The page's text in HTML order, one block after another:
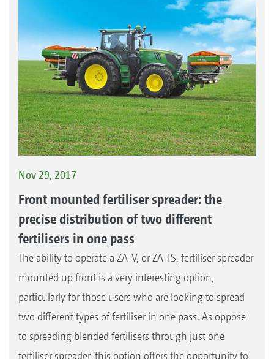
Nov 29, 2017
Front mounted fertiliser spreader: the
precise distribution of two different
fertilisers in one pass
The ability to operate a ZA-V, or ZA-TS, fertiliser spreader
mounted up front is a very interesting option,
particularly for those users who are looking to spread
two different types of fertiliser in one pass. As oppose
to spreading blended fertilisers through just one
fertiliser spreader, this option offers the opportunity to